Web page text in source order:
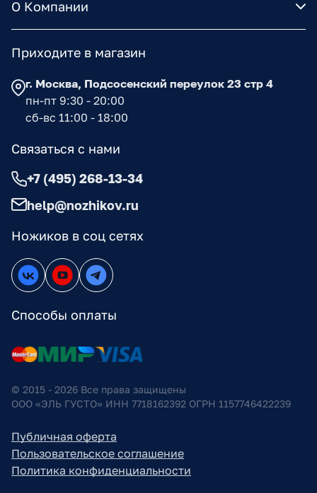
О Компании
Ножиков в соц сетях
Способы оплаты
Приходите в магазин
г. Москва, Подсосенский переулок 23 стр 4
пн-пт 9:30 - 20:00
сб-вс 11:00 - 18:00
Связаться с нами
+7 (495) 268-13-34
help@nozhikov.ru
© 2015 - 2026 Все права защищены
ООО «ЭЛЬ ГУСТО» ИНН 7718162392 ОГРН 1157746422239
Публичная оферта
Пользовательское соглашение
Политика конфиденциальности